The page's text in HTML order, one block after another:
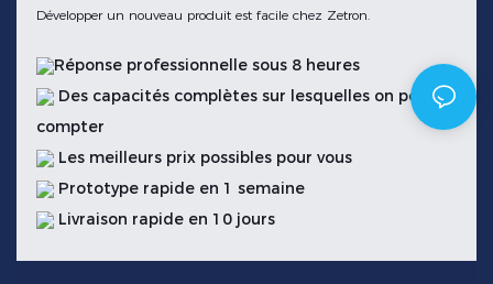
Développer un nouveau produit est facile chez Zetron.
Réponse professionnelle sous 8 heures
Des capacités complètes sur lesquelles on peut
compter
Les meilleurs prix possibles pour vous
Prototype rapide en 1 semaine
Livraison rapide en 10 jours